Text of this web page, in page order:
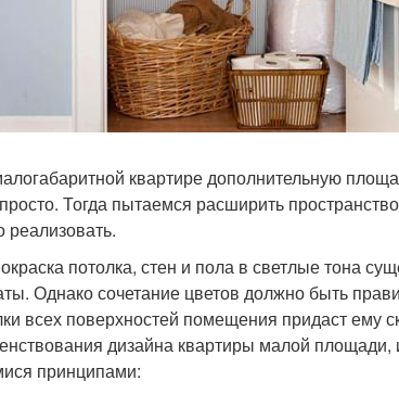
квартире дополнительную
Тогда пытаемся расширить
потолка, стен и пола в светлые тона
Однако сочетание цветов должно быть
всех поверхностей помещения придаст
дизайна квартиры малой площади,
принципами: